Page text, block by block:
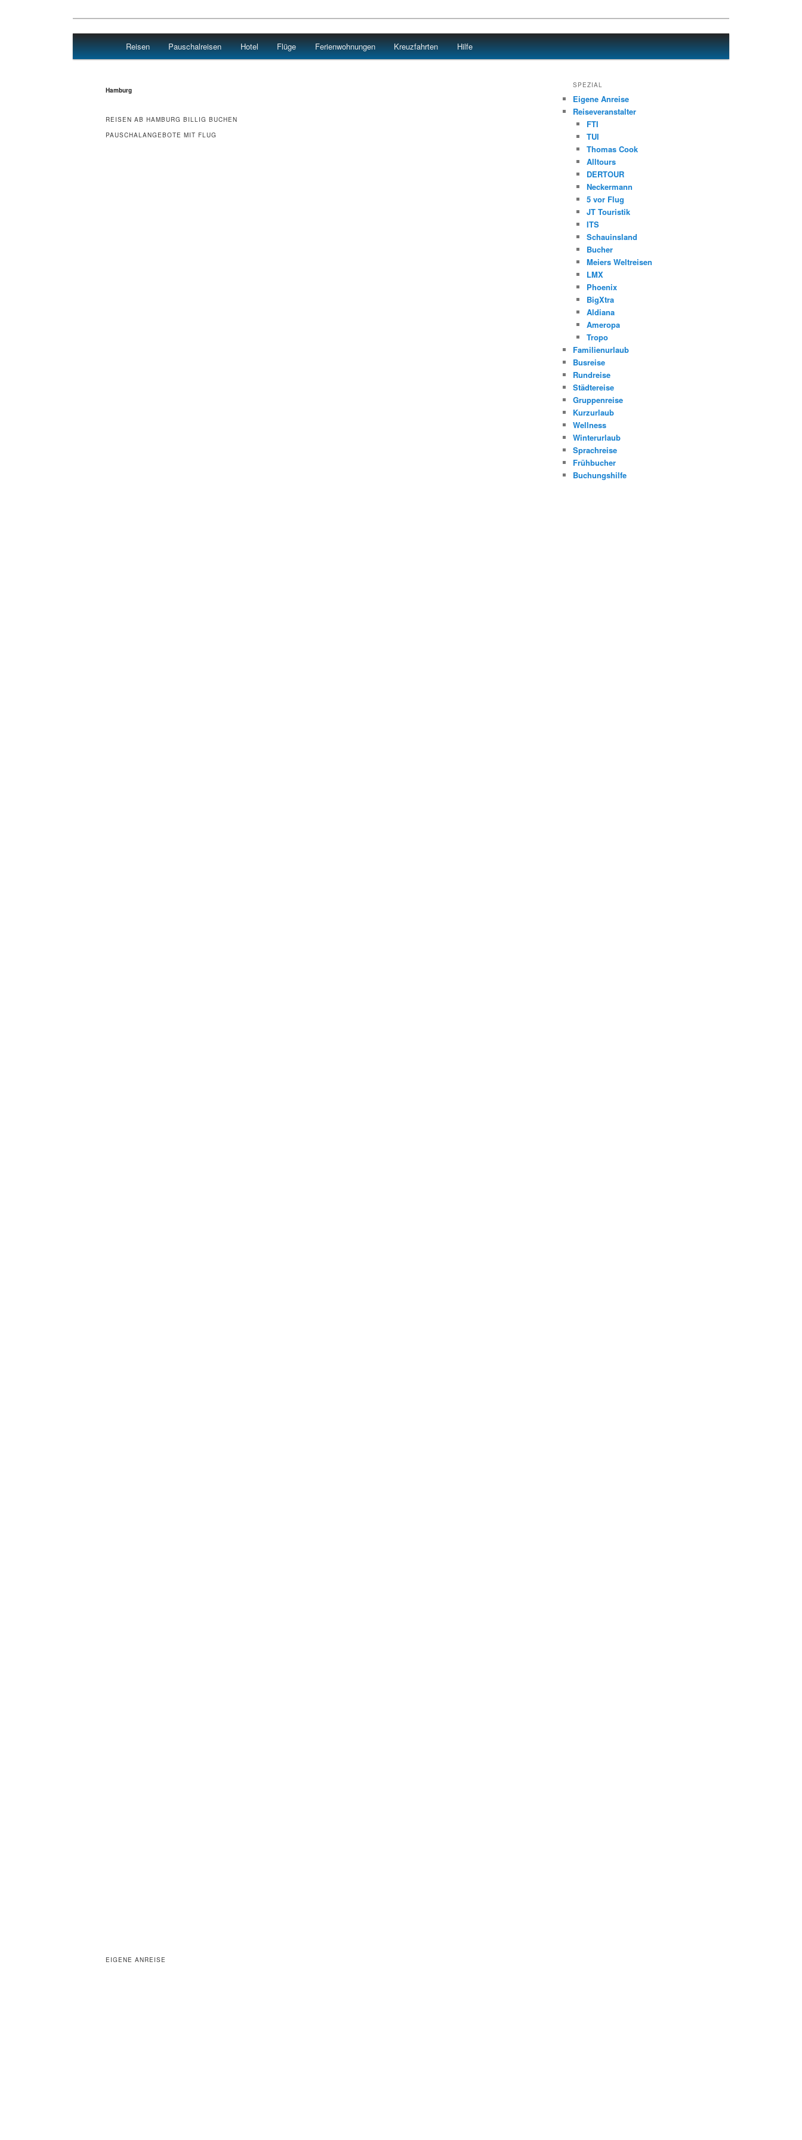
Hotel Flug Urlaub
Main menu
Skip to primary content
Skip to secondary content
Reisen Pauschalreisen Hotel Flüge Ferienwohnungen Kreuzfahrten Hilfe
Hamburg
REISEN AB HAMBURG BILLIG BUCHEN
PAUSCHALANGEBOTE MIT FLUG
EIGENE ANREISE
SPEZIAL
Eigene Anreise
Reiseveranstalter
FTI
TUI
Thomas Cook
Alltours
DERTOUR
Neckermann
5 vor Flug
JT Touristik
ITS
Schauinsland
Bucher
Meiers Weltreisen
LMX
Phoenix
BigXtra
Aldiana
Ameropa
Tropo
Familienurlaub
Busreise
Rundreise
Städtereise
Gruppenreise
Kurzurlaub
Wellness
Winterurlaub
Sprachreise
Frühbucher
Buchungshilfe